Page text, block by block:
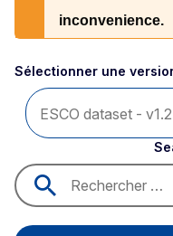
inconvenience.
Sélectionner une